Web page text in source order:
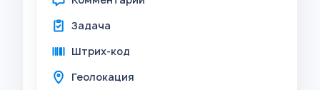
Задача
Штрих-код
Геолокация